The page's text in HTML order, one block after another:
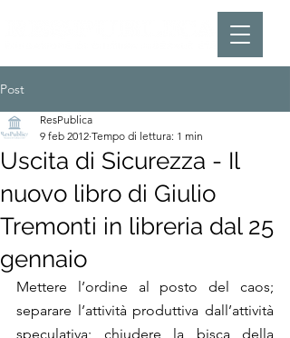
Post
Uscita di Sicurezza - Il
nuovo libro di Giulio
Tremonti in libreria dal 25
gennaio
ResPublica
9 feb 2012 Tempo di lettura: 1 min
Mettere l’ordine al posto del caos;
separare l’attività produttiva dall’attività
speculativa; chiudere la bisca della